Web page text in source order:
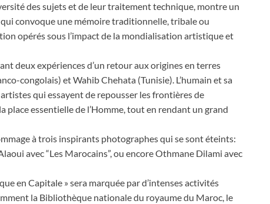
des sujets et de leur traitement technique, montre un
convoque une mémoire traditionnelle, tribale ou
opérés sous l’impact de la mondialisation artistique et
deux expériences d’un retour aux origines en terres
congolais) et Wahib Chehata (Tunisie). L’humain et sa
qui essayent de repousser les frontières de
place essentielle de l’Homme, tout en rendant un grand
à trois inspirants photographes qui se sont éteints:
avec “Les Marocains”, ou encore Othmane Dilami avec
en Capitale » sera marquée par d’intenses activités
la Bibliothèque nationale du royaume du Maroc, le